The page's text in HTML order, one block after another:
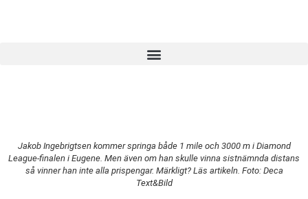
Jakob Ingebrigtsen kommer springa både 1 mile och 3000 m i Diamond
League-finalen i Eugene. Men även om han skulle vinna sistnämnda distans
så vinner han inte alla prispengar. Märkligt? Läs artikeln. Foto: Deca
Text&Bild